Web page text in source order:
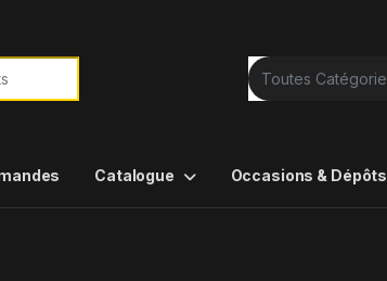
Catalogue Occasions & Dépôts